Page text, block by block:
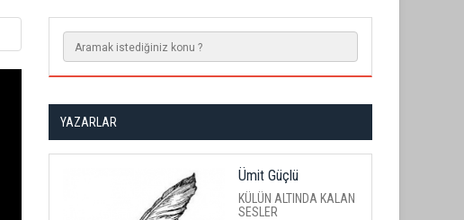
YAZARLAR
Ümit Güçlü
KÜLÜN ALTINDA KALAN
SESLER